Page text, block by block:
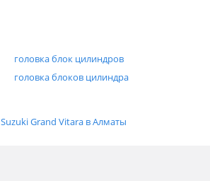
головка блок цилиндров
головка блоков цилиндра
Suzuki Grand Vitara в Алматы